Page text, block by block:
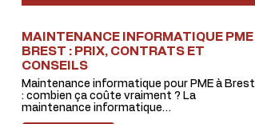
MAINTENANCE INFORMATIQUE PME
BREST : PRIX, CONTRATS ET
CONSEILS
Maintenance informatique pour PME à Brest
: combien ça coûte vraiment ? La
maintenance informatique…